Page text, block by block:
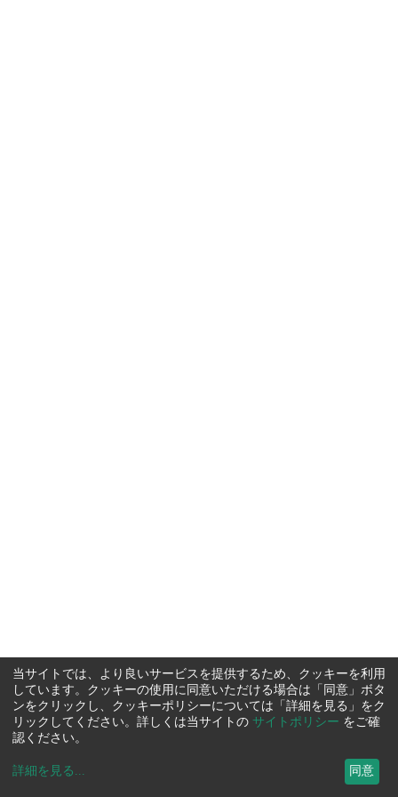
当サイトでは、より良いサービスを提供するため、クッキーを利用
しています。クッキーの使用に同意いただける場合は「同意」ボタ
ンをクリックし、クッキーポリシーについては「詳細を見る」をク
リックしてください。詳しくは当サイトの サイトポリシー をご確
認ください。
詳細を見る ... 同意